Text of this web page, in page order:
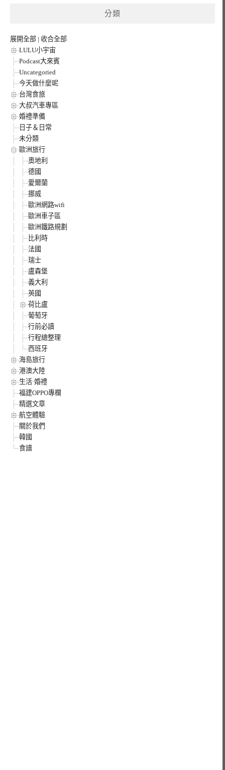
分類
展開全部 | 收合全部
LULU小宇宙
Podcast大來賓
Uncategoried
今天做什麼呢
台灣食旅
大叔汽車專區
婚禮準備
日子＆日常
未分類
歐洲旅行
奧地利
德國
愛爾蘭
挪威
歐洲網路wifi
歐洲車子區
歐洲鐵路規劃
比利時
法國
瑞士
盧森堡
義大利
英國
荷比盧
葡萄牙
行前必讀
行程總整理
西班牙
海島旅行
港澳大陸
生活·婚禮
福建OPPO專欄
精選文章
航空體驗
關於我們
韓國
食譜